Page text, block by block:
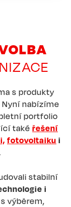
s produkty
Nyní nabízíme
portfolio
také řešení
fotovoltaiku i
stabilní
i
výběrem,